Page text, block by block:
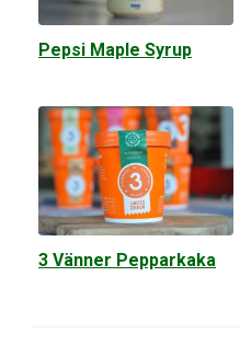
Pepsi Maple Syrup
3 Vänner Pepparkaka